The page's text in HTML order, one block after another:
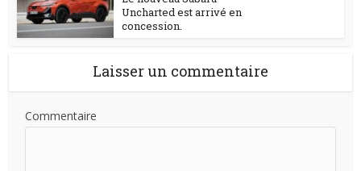
Uncharted est arrivé en
concession.
Laisser un commentaire
Commentaire